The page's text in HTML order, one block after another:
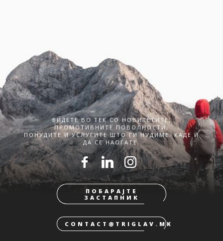
БИДЕТЕ ВО ТЕК СО НОВИТЕТИТЕ,
ПРОМОТИВНИТЕ ПОВОЛНОСТИ,
ПОНУДИТЕ И УСЛУГИТЕ ШТО ГИ НУДИМЕ. КАДЕ И
ДА СЕ НАОЃАТЕ.
ПОБАРАЈТЕ
ЗАСТАПНИК
CONTACT@TRIGLAV.MK